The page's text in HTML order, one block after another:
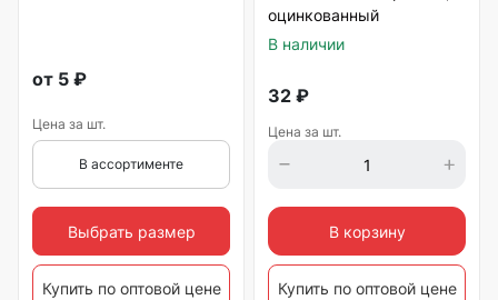
от 5 ₽
Цена за шт.
В ассортименте
Выбрать размер
Купить по оптовой цене
оцинкованный
В наличии
32 ₽
Цена за шт.
В корзину
Купить по оптовой цене